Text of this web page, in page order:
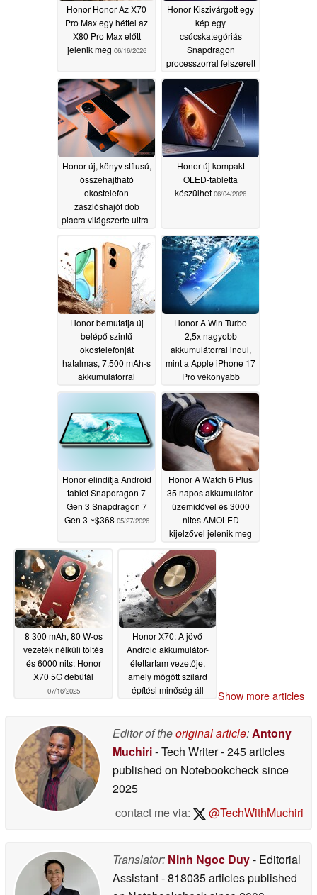
Honor Honor Az X70
Pro Max egy héttel az
X80 Pro Max előtt
jelenik meg 06/16/2026
Honor Kiszivárgott egy
kép egy
csúcskategóriás
Snapdragon
processzorral felszerelt
06/12/2026
Honor új, könyv stílusú,
összehajtható
okostelefon
zászlóshajót dob
piacra világszerte ultra-
06/04/2026
Honor új kompakt
OLED-tabletta
készülhet 06/04/2026
Honor bemutatja új
belépő szintű
okostelefonját
hatalmas, 7,500 mAh-s
akkumulátorral
06/03/2026
Honor A Win Turbo
2,5x nagyobb
akkumulátorral indul,
mint a Apple iPhone 17
Pro vékonyabb
17 Pro 05/29/2026
Honor elindítja Android
tablet Snapdragon 7
Gen 3 Snapdragon 7
Gen 3 ~$368 05/27/2026
Honor A Watch 6 Plus
35 napos akkumulátor-
üzemidővel és 3000
nites AMOLED
kijelzővel jelenik meg
05/26/2026
8 300 mAh, 80 W-os
vezeték nélküli töltés
és 6000 nits: Honor
X70 5G debütál
07/16/2025
Honor X70: A jövő
Android akkumulátor-
élettartam vezetője,
amely mögött szilárd
építési minőség áll
Show more articles
Editor of theoriginal article:Antony
Muchiri- Tech Writer- 245 articles
published on Notebookchecksince
2025
contact me via:
@TechWithMuchiri
Translator: Ninh Ngoc Duy- Editorial
Assistant- 818035 articles published